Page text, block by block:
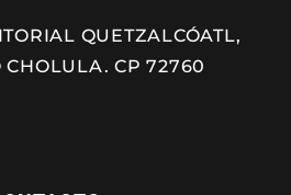
QUETZALCÓATL,
CHOLULA. CP 72760